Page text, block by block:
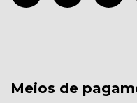
Meios de